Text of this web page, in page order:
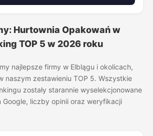
Hurtownia Opakowań w
TOP 5 w 2026 roku
najlepsze firmy w Elblągu i okolicach,
naszym zestawieniu TOP 5. Wszystkie
zostały starannie wyselekcjonowane
Google, liczby opinii oraz weryfikacji